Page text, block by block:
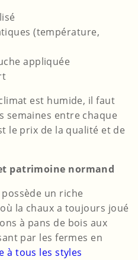
(température,
appliquée
est humide, il faut
semaines entre chaque
le prix de la qualité et de
patrimoine normand
un riche
la chaux a toujours joué
à pans de bois aux
par les fermes en
à tous les styles